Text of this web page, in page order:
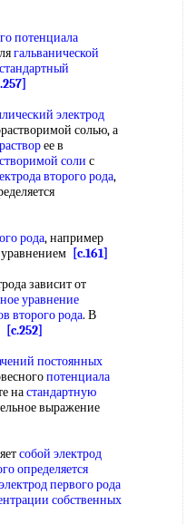
потенциала
гальванической
стандартный
электрод
солью, а
ее в
соли с
второго рода,
рода, например
уравнением [c.161]
зависит от
уравнение
второго рода. В
[c.252]
постоянных
потенциала
настандартную
выражение
собой электрод
определяется
электрод первого рода
собственных